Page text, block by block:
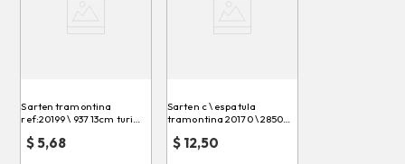
Sarten tramontina
des
$5,68
Sarten c \ espatula
618 \ 041998 paris
$12,50